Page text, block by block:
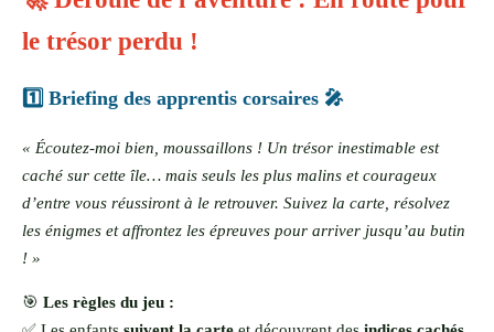
le trésor perdu !
1️⃣ Briefing des apprentis corsaires 🎤
« Écoutez-moi bien, moussaillons ! Un trésor inestimable est
caché sur cette île… mais seuls les plus malins et courageux
d’entre vous réussiront à le retrouver. Suivez la carte, résolvez
les énigmes et affrontez les épreuves pour arriver jusqu’au butin
! »
🎯 Les règles du jeu :